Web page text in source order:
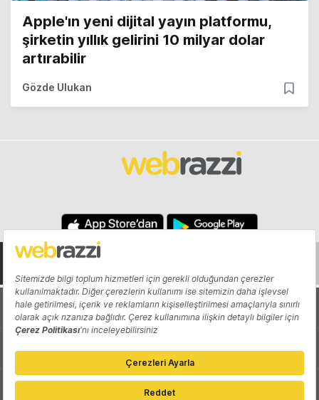
Apple'ın yeni dijital yayın platformu,
şirketin yıllık gelirini 10 milyar dolar
artırabilir
Gözde Ulukan
Hakkında Yazarlar
Katkıda Bulun Reklam